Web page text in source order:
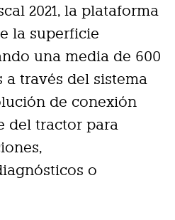
2021, la plataforma
la superficie
una media de 600
a través del sistema
de conexión
del tractor para
o